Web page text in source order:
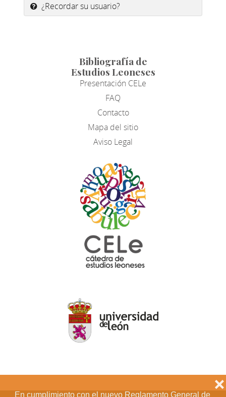
En cumplimiento con el nuevo Reglamento General de
❌
¿Recordar su usuario?
Bibliografía de
Estudios Leoneses
Presentación CELe
FAQ
Contacto
Mapa del sitio
Aviso Legal